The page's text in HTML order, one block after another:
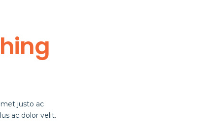
justo ac
ac dolor velit.